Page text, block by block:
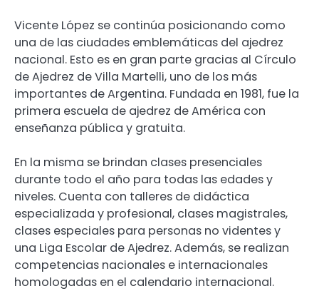
Vicente López se continúa posicionando como
una de las ciudades emblemáticas del ajedrez
nacional. Esto es en gran parte gracias al Círculo
de Ajedrez de Villa Martelli, uno de los más
importantes de Argentina. Fundada en 1981, fue la
primera escuela de ajedrez de América con
enseñanza pública y gratuita.
En la misma se brindan clases presenciales
durante todo el año para todas las edades y
niveles. Cuenta con talleres de didáctica
especializada y profesional, clases magistrales,
clases especiales para personas no videntes y
una Liga Escolar de Ajedrez. Además, se realizan
competencias nacionales e internacionales
homologadas en el calendario internacional.